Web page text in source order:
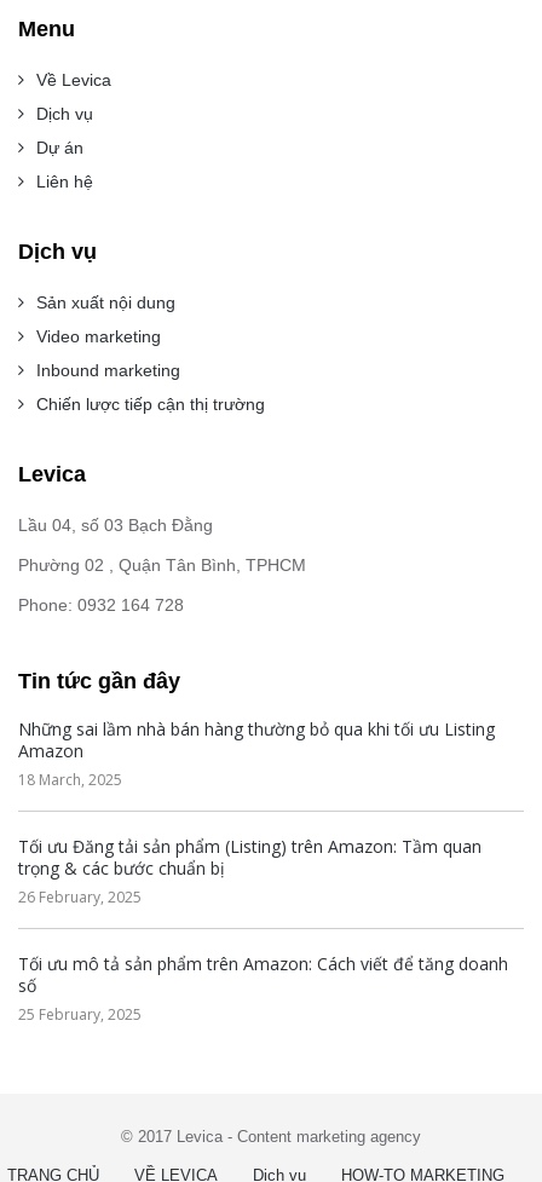
Menu
Về Levica
Dịch vụ
Dự án
Liên hệ
Dịch vụ
Sản xuất nội dung
Video marketing
Inbound marketing
Chiến lược tiếp cận thị trường
Levica
Lầu 04, số 03 Bạch Đằng
Phường 02 , Quận Tân Bình, TPHCM
Phone: 0932 164 728
Tin tức gần đây
Những sai lầm nhà bán hàng thường bỏ qua khi tối ưu Listing
Amazon
18 March, 2025
Tối ưu Đăng tải sản phẩm (Listing) trên Amazon: Tầm quan
trọng & các bước chuẩn bị
26 February, 2025
Tối ưu mô tả sản phẩm trên Amazon: Cách viết để tăng doanh
số
25 February, 2025
© 2017 Levica - Content marketing agency
TRANG CHỦ VỀ LEVICA Dịch vụ HOW-TO MARKETING